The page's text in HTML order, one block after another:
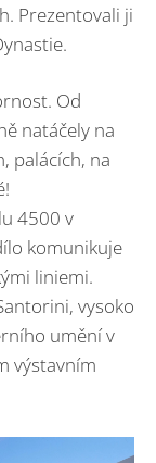
Prezentovali ji
Od
natáčely na
palácích, na
4500 v
komunikuje
liniemi.
vysoko
umění v
výstavním